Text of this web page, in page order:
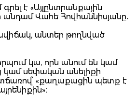
գրել է «Այլընտրանքային
Վահե Հովհաննիսյանը․
անտեր թողնված
կա, որն անում են կամ
կամ սեփական անելիքի
«քաղաքացին պետք է